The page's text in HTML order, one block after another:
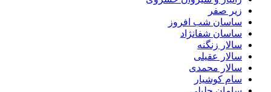
زیر صفر
ساسان شب افروز
ساسان شفانژاد
سالار زنگنه
سالار عقیلی
سالار محمدی
سام کوشیار